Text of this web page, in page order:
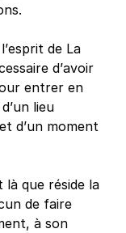
de La
d’avoir
entrer en
lieu
d’un moment
là que réside la
de faire
à son